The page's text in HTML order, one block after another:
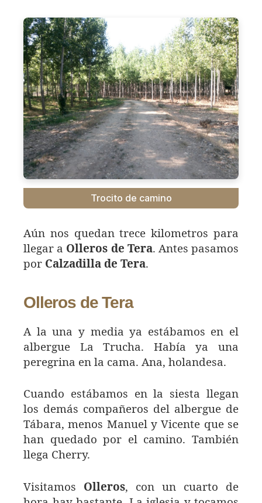
Trocito de camino
Aún nos quedan trece kilometros para
llegar a Olleros de Tera. Antes pasamos
por Calzadilla de Tera.
Olleros de Tera
A la una y media ya estábamos en el
albergue La Trucha. Había ya una
peregrina en la cama. Ana, holandesa.
Cuando estábamos en la siesta llegan
los demás compañeros del albergue de
Tábara, menos Manuel y Vicente que se
han quedado por el camino. También
llega Cherry.
Visitamos Olleros, con un cuarto de